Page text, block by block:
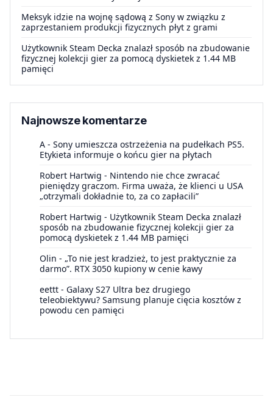
Meksyk idzie na wojnę sądową z Sony w związku z
zaprzestaniem produkcji fizycznych płyt z grami
Użytkownik Steam Decka znalazł sposób na zbudowanie
fizycznej kolekcji gier za pomocą dyskietek z 1.44 MB
pamięci
Najnowsze komentarze
A - Sony umieszcza ostrzeżenia na pudełkach PS5.
Etykieta informuje o końcu gier na płytach
Robert Hartwig - Nintendo nie chce zwracać
pieniędzy graczom. Firma uważa, że klienci u USA
„otrzymali dokładnie to, za co zapłacili”
Robert Hartwig - Użytkownik Steam Decka znalazł
sposób na zbudowanie fizycznej kolekcji gier za
pomocą dyskietek z 1.44 MB pamięci
Olin - „To nie jest kradzież, to jest praktycznie za
darmo”. RTX 3050 kupiony w cenie kawy
eettt - Galaxy S27 Ultra bez drugiego
teleobiektywu? Samsung planuje cięcia kosztów z
powodu cen pamięci